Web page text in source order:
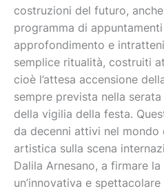
costruzioni del futuro, anche
programma di
approfondimento e
semplice ritualità, costruiti
cioè l’attesa accensione
sempre prevista nella
della vigilia della festa.
da decenni attivi nel mondo
artistica sulla scena
Dalila Arnesano, a firmare
un’innovativa e